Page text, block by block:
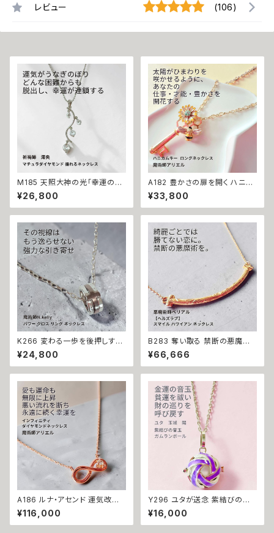
レビュー (106)
M185 天照大神の光「幸運の連
鎖」運が味方し誰もがあなたを
応援 大開運 成功・金運・良縁 マ
チュラダイヤモンド 揺れるネッ
パワーストーン 天然石 ご利益
お守り 霊感霊視 スピリチュアル
強運 神社 神様
¥26,800
A182 豊かさの扉を開く ハニカ
ムキー 太陽開花の仕事運・生業
守護 才能開花 ロングネックレ
ス 魔術師アリエル 魔術 金運 仕
魔術 占い おまじない 成就 お守
り ひまわり 鍵 蜂
¥33,800
K266 変わる一歩を後押しする
【強力な引き寄せ】アフロディテ
の神秘パワー クロス リング ネ
ックレス｜復縁・片思い成就 N.
結び 魅力アップ エネルギー 魅
力 魔力 魔術 白魔術 願い 叶う
結び 開運 強運 本物 パワースト
ーン お守り 強力 男女兼用
¥24,800
B283 奪い取る 禁断の悪魔術
恋の勝者になれる 縁切り【ヘル
ズラブ】スマイル ハワイアン ネ
ックレス ステンレス 悪魔術師
倫 ライバル 三角関係 ペンダン
ト 強力 排除 略奪愛 成就
¥66,666
A186 ルナ・アセンド 運気改善
永遠の幸運を結ぶ フルムーン魔
術 開運 インフィニティ ダイヤモ
ンド 0.01ct K10 ネックレス 魔
¥116,000
Y296 ユタが送念 紫結びの音
玉 財の巡りを呼ぶ 清らかな鈴
の音が貧運を祓う 玉城陽 金運
厄祓い 商売繁盛 開運 ガムラン
¥16,000